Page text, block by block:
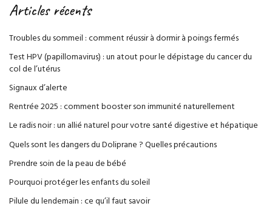
Articles récents
Troubles du sommeil : comment réussir à dormir à poings fermés
Test HPV (papillomavirus) : un atout pour le dépistage du cancer du
col de l’utérus
Signaux d’alerte
Rentrée 2025 : comment booster son immunité naturellement
Le radis noir : un allié naturel pour votre santé digestive et hépatique
Quels sont les dangers du Doliprane ? Quelles précautions
Prendre soin de la peau de bébé
Pourquoi protéger les enfants du soleil
Pilule du lendemain : ce qu’il faut savoir